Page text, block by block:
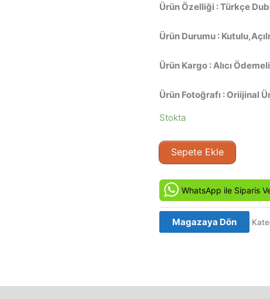
Ürün Özelliği : Türkçe
Ürün Durumu :
Ürün Kargo : Alıcı Ödemeli
Ürün Fotoğrafı : Oriijinal
Stokta
Jekyll
+
(2006)
Orjinal
VCD
Film
Sepete Ekle
WhatsApp ile Siparis
Magazaya Dön